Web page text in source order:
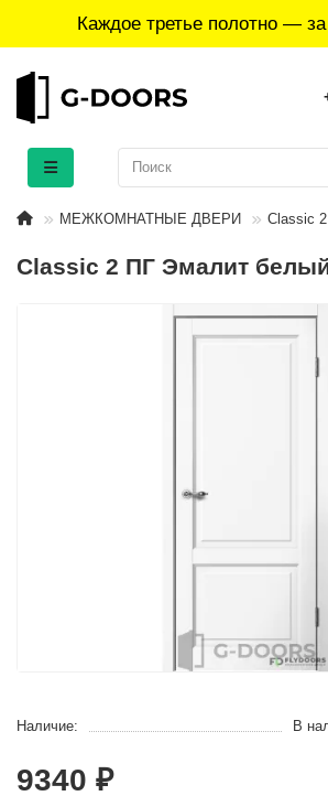
Каждое третье полотно —
МЕЖКОМНАТНЫЕ ДВЕРИ Classic
Classic 2 ПГ Эмaлит
Наличие: В
9340 ₽